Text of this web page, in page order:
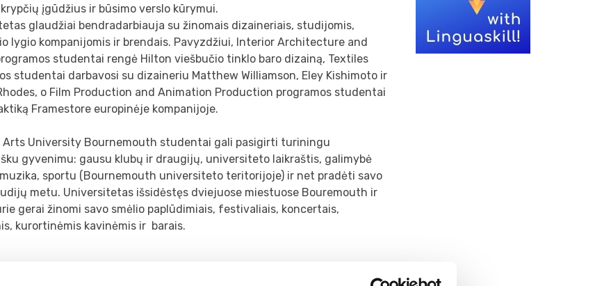
įgūdžius ir būsimo verslo kūrymui.
glaudžiai bendradarbiauja su žinomais dizaineriais, studijomis,
lygio kompanijomis ir brendais. Pavyzdžiui, Interior Architecture and
studentai rengė Hilton viešbučio tinklo baro dizainą, Textiles
studentai darbavosi su dizaineriu Matthew Williamson, Eley Kishimoto ir
o Film Production and Animation Production programos studentai
Framestore europinėje kompanijoje.
Arts University Bournemouth studentai gali pasigirti turiningu
gyvenimu: gausu klubų ir draugijų, universiteto laikraštis, galimybė
sportu (Bournemouth universiteto teritorijoje) ir net pradėti savo
metu. Universitetas išsidėstęs dviejuose miestuose Bouremouth ir
gerai žinomi savo smėlio paplūdimiais, festivaliais, koncertais,
kurortinėmis kavinėmis ir barais.